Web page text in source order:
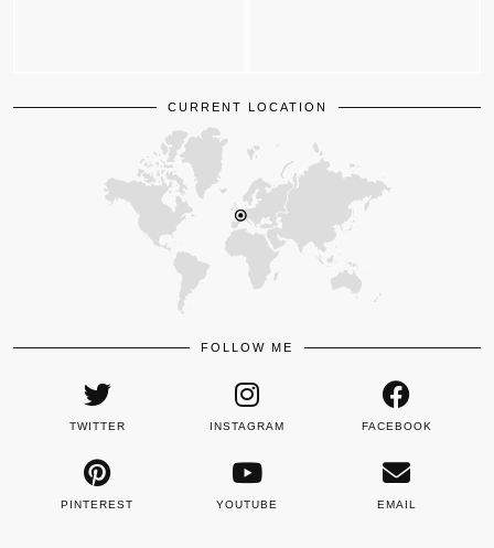
CURRENT LOCATION
FOLLOW ME
TWITTER INSTAGRAM FACEBOOK
PINTEREST YOUTUBE EMAIL